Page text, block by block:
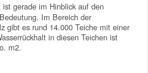
ist gerade im Hinblick auf den
Im Bereich der
gibt es rund 14.000 Teiche mit einer
in diesen Teichen ist
m2.